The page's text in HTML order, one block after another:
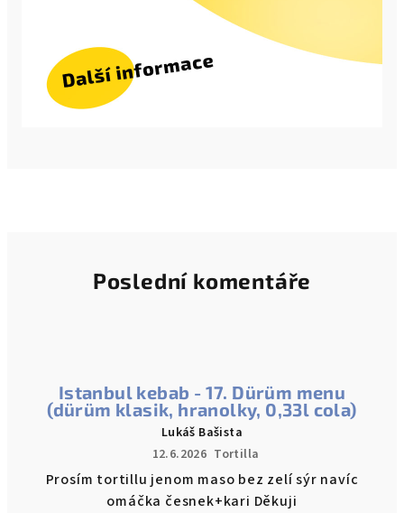
Poslední komentáře
Istanbul kebab - 17. Dürüm menu
(dürüm klasik, hranolky, 0,33l cola)
Lukáš Bašista
12.6.2026 Tortilla
Prosím tortillu jenom maso bez zelí sýr navíc
omáčka česnek+kari Děkuji